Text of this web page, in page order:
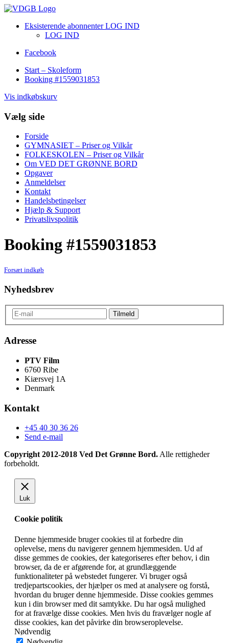
Eksisterende abonnenter LOG IND
LOG IND
Facebook
Start – Skoleform
Booking #1559031853
Vis indkøbskurv
Vælg side
Forside
GYMNASIET – Priser og Vilkår
FOLKESKOLEN – Priser og Vilkår
Om VED DET GRØNNE BORD
Opgaver
Anmeldelser
Kontakt
Handelsbetingelser
Hjælp & Support
Privatslivspolitik
Booking #1559031853
Forsæt indkøb
Nyhedsbrev
Adresse
PTV Film
6760 Ribe
Kiærsvej 1A
Denmark
Kontakt
+45 40 30 36 26
Send e-mail
Copyright 2012-2018 Ved Det Grønne Bord. Alle rettigheder
forbeholdt.
Luk
Cookie politik
Denne hjemmeside bruger cookies til at forbedre din
oplevelse, mens du navigerer gennem hjemmesiden. Ud af
disse gemmes de cookies, der kategoriseres efter behov, i din
browser, da de er afgørende for, at grundlæggende
funktionaliteter på webstedet fungerer. Vi bruger også
tredjepartscookies, der hjælper os med at analysere og forstå,
hvordan du bruger denne hjemmeside. Disse cookies gemmes
kun i din browser med dit samtykke. Du har også mulighed
for at fravælge disse cookies. Men hvis du fravælger nogle af
disse cookies, kan det påvirke din browseroplevelse.
Nødvendig